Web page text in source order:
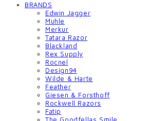
BRANDS
Edwin Jagger
Muhle
Merkur
Tatara Razor
Blackland
Rex Supply
Rocnel
Design94
Wilde & Harte
Feather
Giesen & Forsthoff
Rockwell Razors
Fatip